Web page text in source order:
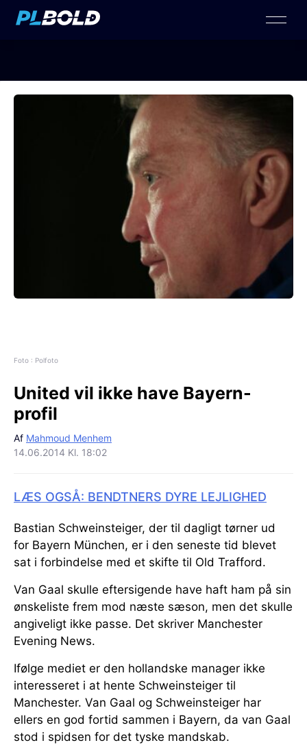
Foto : Polfoto
United vil ikke have Bayern-
profil
Af Mahmoud Menhem
14.06.2014 Kl. 18:02
LÆS OGSÅ: BENDTNERS DYRE LEJLIGHED
Bastian Schweinsteiger, der til dagligt tørner ud
for Bayern München, er i den seneste tid blevet
sat i forbindelse med et skifte til Old Trafford.
Van Gaal skulle eftersigende have haft ham på sin
ønskeliste frem mod næste sæson, men det skulle
angiveligt ikke passe. Det skriver Manchester
Evening News.
Ifølge mediet er den hollandske manager ikke
interesseret i at hente Schweinsteiger til
Manchester. Van Gaal og Schweinsteiger har
ellers en god fortid sammen i Bayern, da van Gaal
stod i spidsen for det tyske mandskab.